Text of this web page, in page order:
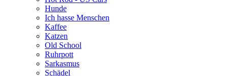
Hunde
Ich hasse Menschen
Kaffee
Katzen
Old School
Ruhrpott
Sarkasmus
Schädel